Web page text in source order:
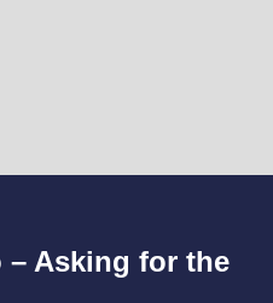
– Asking for the